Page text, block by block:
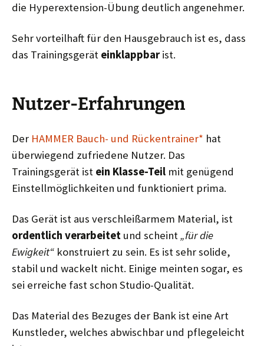
die Hyperextension-Übung deutlich angenehmer.
Sehr vorteilhaft für den Hausgebrauch ist es, dass
das Trainingsgerät einklappbarist.
Nutzer-Erfahrungen
Der HAMMER Bauch- und Rückentrainer* hat
überwiegend zufriedene Nutzer. Das
Trainingsgerät ist ein Klasse-Teil mit genügend
Einstellmöglichkeiten und funktioniert prima.
Das Gerät ist aus verschleißarmem Material, ist
ordentlich verarbeitet und scheint„für die
Ewigkeit“ konstruiert zu sein. Es ist sehr solide,
stabil und wackelt nicht. Einige meinten sogar, es
sei erreiche fast schon Studio-Qualität.
Das Material des Bezuges der Bank ist eine Art
Kunstleder, welches abwischbar und pflegeleicht